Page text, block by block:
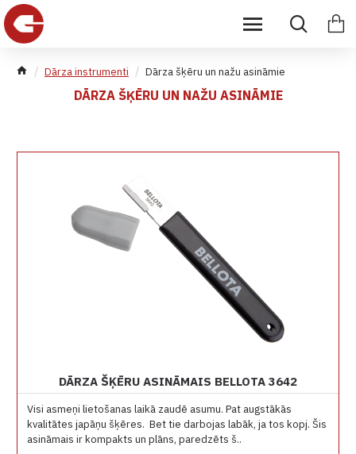
Dārza instrumenti Dārza šķēru un nažu asināmie
DĀRZA ŠĶĒRU UN NAŽU ASINĀMIE
DĀRZA ŠĶĒRU ASINĀMAIS BELLOTA 3642
Visi asmeņi lietošanas laikā zaudē asumu. Pat augstākās
kvalitātes japāņu šķēres. Bet tie darbojas labāk, ja tos kopj. Šis
asināmais ir kompakts un plāns, paredzēts š..